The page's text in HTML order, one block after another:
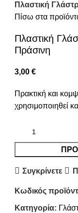
Πλαστική
Πίσω στα
Πλαστική
Πράσινη
3,00 €
Πρακτική και
χρησιμοποιηθεί
Συγκρίνετε
Κωδικός
Κατηγορία: